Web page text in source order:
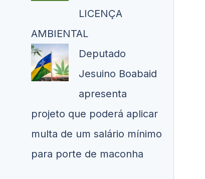
LICENÇA
AMBIENTAL
Deputado
Jesuino Boabaid
apresenta
projeto que poderá aplicar
multa de um salário mínimo
para porte de maconha